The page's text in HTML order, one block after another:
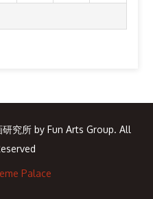
究所 by Fun Arts Group. All
Palace